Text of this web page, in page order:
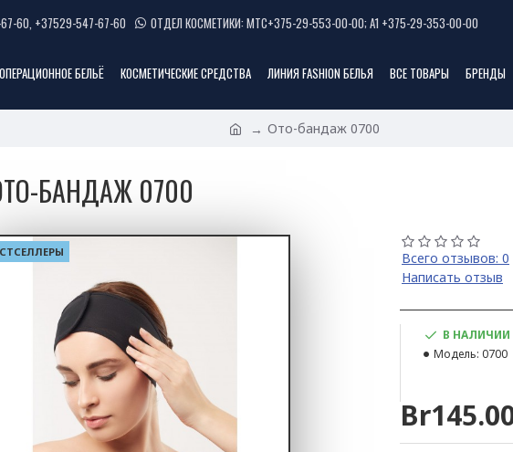
60, +37529-547-67-60 ОТДЕЛ КОСМЕТИКИ: МТС+375-29-553-00-00; А1 +375-29-353-00-00
БЕЛЬЁ КОСМЕТИЧЕСКИЕ СРЕДСТВА ЛИНИЯ FASHION БЕЛЬЯ ВСЕ ТОВАРЫ БРЕНДЫ
Ото-бандаж 0700
БАНДАЖ 0700
Всего отзывов: 0
Написать отзыв
В НАЛИЧИИ
Модель: 0700